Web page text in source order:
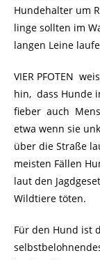
Hundehalter um
linge sollten im
langen Leine
VIER PFOTEN
hin, dass Hunde
fieber auch
etwa wenn sie
über die Straße
meisten Fällen
laut den
Wildtiere töten.
Für den Hund ist